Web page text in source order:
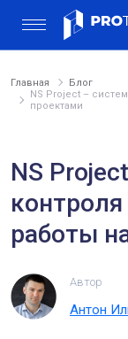
Главная
Блог
NS Project –
проектами
NS
работы
Автор
Антон